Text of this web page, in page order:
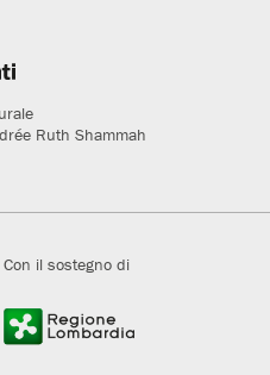
Ruth Shammah
Con il sostegno di